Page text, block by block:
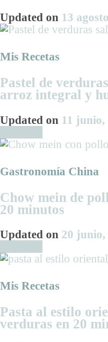
Updated on 13
Mis Recetas
Pastel de
arroz integral y
Updated on 11 junio,
Gastronomía China
Chow mein de
20 minutos
Updated on 20 junio,
Mis Recetas
Pasta al estilo
verduras en 20